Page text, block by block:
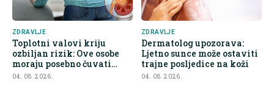
ZDRAVLJE
Toplotni valovi kriju
ozbiljan rizik: Ove osobe
moraju posebno čuvati
bubrege
04. 08. 2026.
ZDRAVLJE
Dermatolog upozorava:
Ljetno sunce može ostaviti
trajne posljedice na koži
04. 08. 2026.